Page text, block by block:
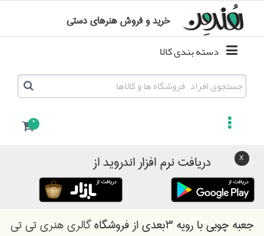
0
خرید و فروش هنرهای دستی
دریافت نرم افزار اندروید از
جعبه چوبی با رویه ۳بعدی از فروشگاهگالری هنری تی تی